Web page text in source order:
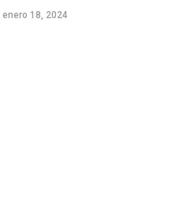
enero 18, 2024